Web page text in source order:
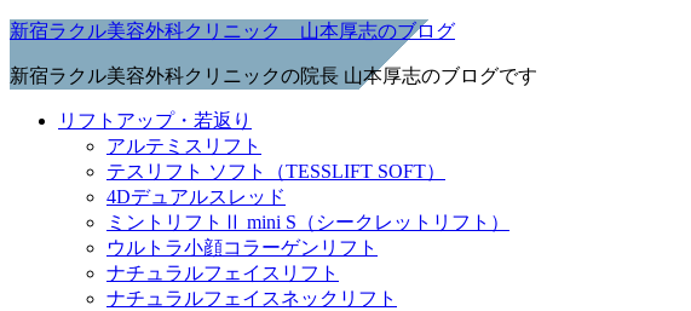
新宿ラクル美容外科クリニック 山本厚志のブログ
新宿ラクル美容外科クリニックの院長 山本厚志のブログです
リフトアップ・若返り
アルテミスリフト
テスリフト ソフト（TESSLIFT SOFT）
4Dデュアルスレッド
ミントリフトⅡ mini S（シークレットリフト）
ウルトラ小顔コラーゲンリフト
ナチュラルフェイスリフト
ナチュラルフェイスネックリフト